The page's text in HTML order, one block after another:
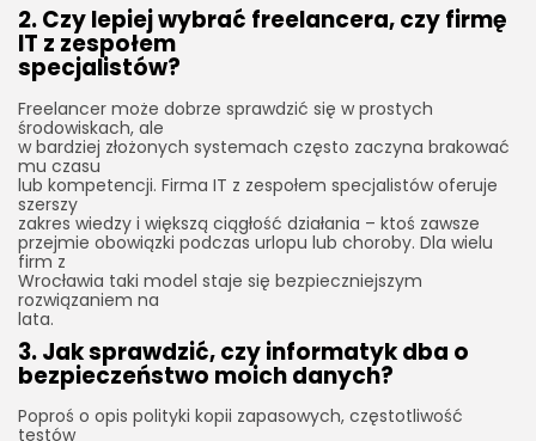
2. Czy lepiej wybrać freelancera, czy firmę
IT z zespołem
specjalistów?
Freelancer może dobrze sprawdzić się w prostych
środowiskach, ale
w bardziej złożonych systemach często zaczyna brakować
mu czasu
lub kompetencji. Firma IT z zespołem specjalistów oferuje
szerszy
zakres wiedzy i większą ciągłość działania – ktoś zawsze
przejmie obowiązki podczas urlopu lub choroby. Dla wielu
firm z
Wrocławia taki model staje się bezpieczniejszym
rozwiązaniem na
lata.
3. Jak sprawdzić, czy informatyk dba o
bezpieczeństwo moich danych?
Poproś o opis polityki kopii zapasowych, częstotliwość
testów